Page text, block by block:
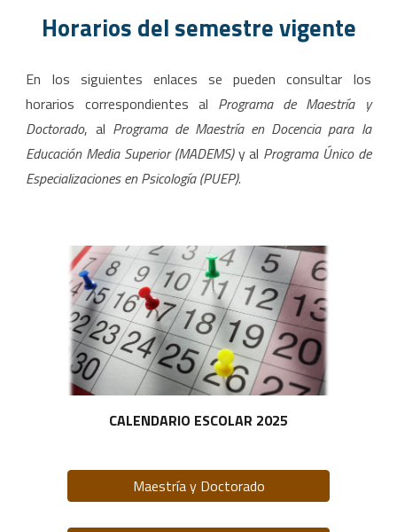
Horarios del semestre vigente
En los siguientes enlaces se pueden consultar los
horarios correspondientes al Programa de Maestría y
Doctorado, al Programa de Maestría en Docencia para la
Educación Media Superior (MADEMS)y al Programa Único de
Especializaciones en Psicología (PUEP).
CALENDARIO ESCOLAR 2025
Maestría y Doctorado